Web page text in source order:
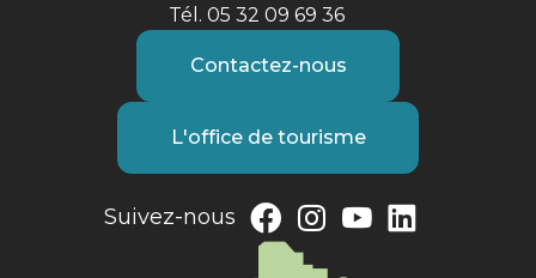
Tél. 05 32 09 69 36
Contactez-nous
L'office de tourisme
Suivez-nous